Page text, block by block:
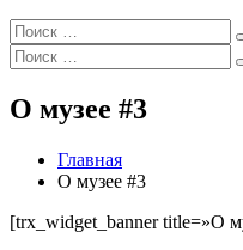
Искать:
Искать:
О музее #3
Главная
О музее #3
[trx_widget_banner title=»О